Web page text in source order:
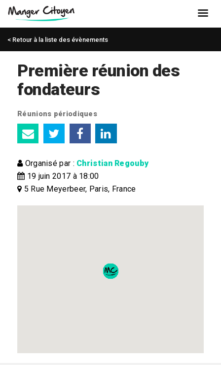
< Retour à la liste des évènements
Première réunion des
fondateurs
Réunions périodiques
Organisé par : Christian Regouby
19 juin 2017 à 18:00
5 Rue Meyerbeer, Paris, France